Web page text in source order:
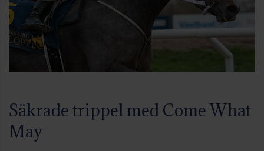
Säkrade trippel med Come What
May